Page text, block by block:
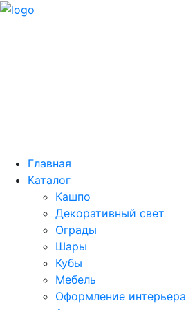
Главная
Каталог
Кашпо
Декоративный свет
Ограды
Шары
Кубы
Мебель
Оформление интерьера